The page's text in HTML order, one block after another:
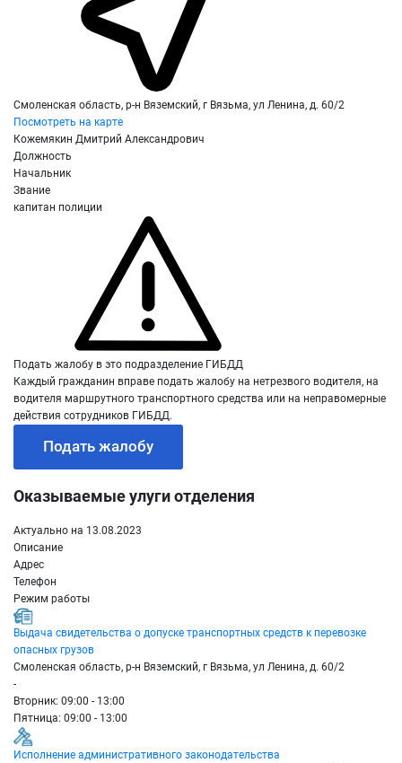
Смоленская область, р-н Вяземский, г Вязьма, ул Ленина, д. 60/2
Посмотреть на карте
Кожемякин Дмитрий Александрович
Должность
Начальник
Звание
капитан полиции
Подать жалобу в это подразделение ГИБДД
Каждый гражданин вправе подать жалобу на нетрезвого водителя, на
водителя маршрутного транспортного средства или на неправомерные
действия сотрудников ГИБДД.
Подать жалобу
Оказываемые улуги отделения
Актуально на 13.08.2023
Описание
Адрес
Телефон
Режим работы
Выдача свидетельства о допуске транспортных средств к перевозке
опасных грузов
Смоленская область, р-н Вяземский, г Вязьма, ул Ленина, д. 60/2
-
Вторник: 09:00 - 13:00
Пятница: 09:00 - 13:00
Исполнение административного законодательства